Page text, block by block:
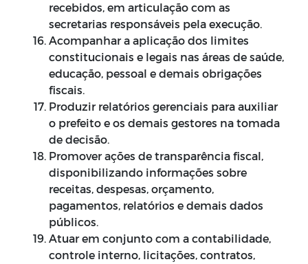
recebidos, em articulação com as
secretarias responsáveis pela execução.
Acompanhar a aplicação dos limites
constitucionais e legais nas áreas de saúde,
educação, pessoal e demais obrigações
fiscais.
Produzir relatórios gerenciais para auxiliar
o prefeito e os demais gestores na tomada
de decisão.
Promover ações de transparência fiscal,
disponibilizando informações sobre
receitas, despesas, orçamento,
pagamentos, relatórios e demais dados
públicos.
Atuar em conjunto com a contabilidade,
controle interno, licitações, contratos,